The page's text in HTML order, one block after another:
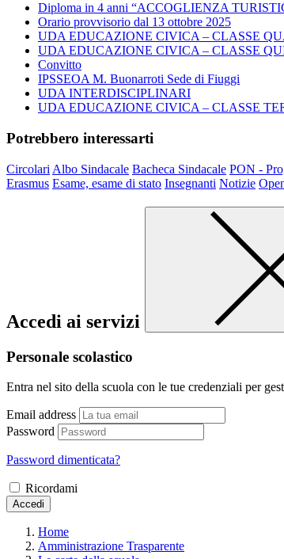
Diploma in 4 anni “ACCOGLIENZA
Orario provvisorio dal 13 ottobre 2025
UDA EDUCAZIONE CIVICA – CLASSE
UDA EDUCAZIONE CIVICA – CLASSE
Convitto
IPSSEOA M. Buonarroti Sede di Fiuggi
UDA INTERDISCIPLINARI
UDA EDUCAZIONE CIVICA – CLASSE
Potrebbero interessarti
Circolari Albo Sindacale Bacheca Sindacale PON -
Erasmus Esame, esame di stato Insegnanti Notizie
Accedi ai servizi
Personale scolastico
Entra nel sito della scuola con le tue credenziali per
Email address
Password
Password dimenticata?
Ricordami
Accedi
Home
Amministrazione Trasparente